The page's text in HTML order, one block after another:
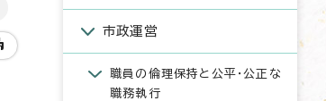
市政運営
職員の倫理保持と公平・公正な
職務執行